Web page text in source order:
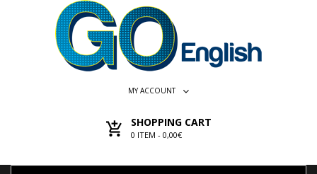
MY ACCOUNT
SHOPPING CART
0 ITEM - 0,00€